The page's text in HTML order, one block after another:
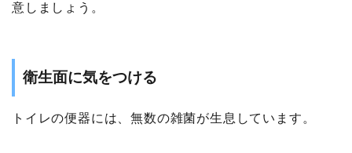
意しましょう。
衛生面に気をつける
トイレの便器には、無数の雑菌が生息しています。